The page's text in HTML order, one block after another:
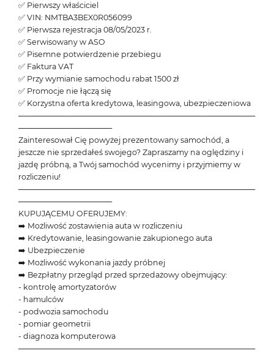
✅ Pierwszy właściciel
✅ VIN: NMTBA3BEX0R056099
✅ Pierwsza rejestracja 08/05/2023 r.
✅ Serwisowany w ASO
✅ Pisemne potwierdzenie przebiegu
✅ Faktura VAT
✅ Przy wymianie samochodu rabat 1500 zł
✅ Promocje nie łączą się
✅ Korzystna oferta kredytowa, leasingowa, ubezpieczeniowa
───────────────────────────────────────────
─────────────────
Zainteresował Cię powyżej prezentowany samochód, a
jeszcze nie sprzedałeś swojego? Zapraszamy na oględziny i
jazdę próbną, a Twój samochód wycenimy i przyjmiemy w
rozliczeniu!
───────────────────────────────────────────
─────────────────
KUPUJĄCEMU OFERUJEMY:
➡️ Możliwość zostawienia auta w rozliczeniu
➡️ Kredytowanie, leasingowanie zakupionego auta
➡️ Ubezpieczenie
➡️ Możliwość wykonania jazdy próbnej
➡️ Bezpłatny przegląd przed sprzedażowy obejmujący:
- kontrolę amortyzatorów
- hamulców
- podwozia samochodu
- pomiar geometrii
- diagnoza komputerowa
───────────────────────────────────────────